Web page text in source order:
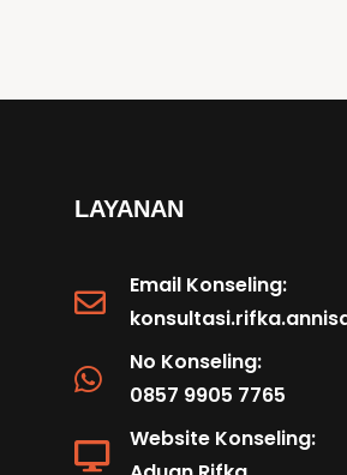
LAYANAN
Email Konseling:
No Konseling:
0857 9905 7765
Website Konseling: